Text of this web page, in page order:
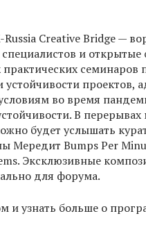
Creative Bridge —
и открытые
семинаров
проектов,
во время
В
будет услышать
Мередит Bumps Per
Эксклюзивные
для форума.
и узнать больше о